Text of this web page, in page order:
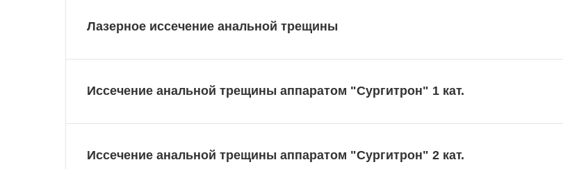
Лазерное иссечение анальной трещины
Иссечение анальной трещины аппаратом "Сургитрон" 1 кат.
Иссечение анальной трещины аппаратом "Сургитрон" 2 кат.